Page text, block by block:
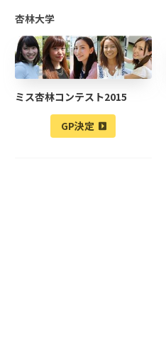
杏林大学
ミス杏林コンテスト2015
GP決定